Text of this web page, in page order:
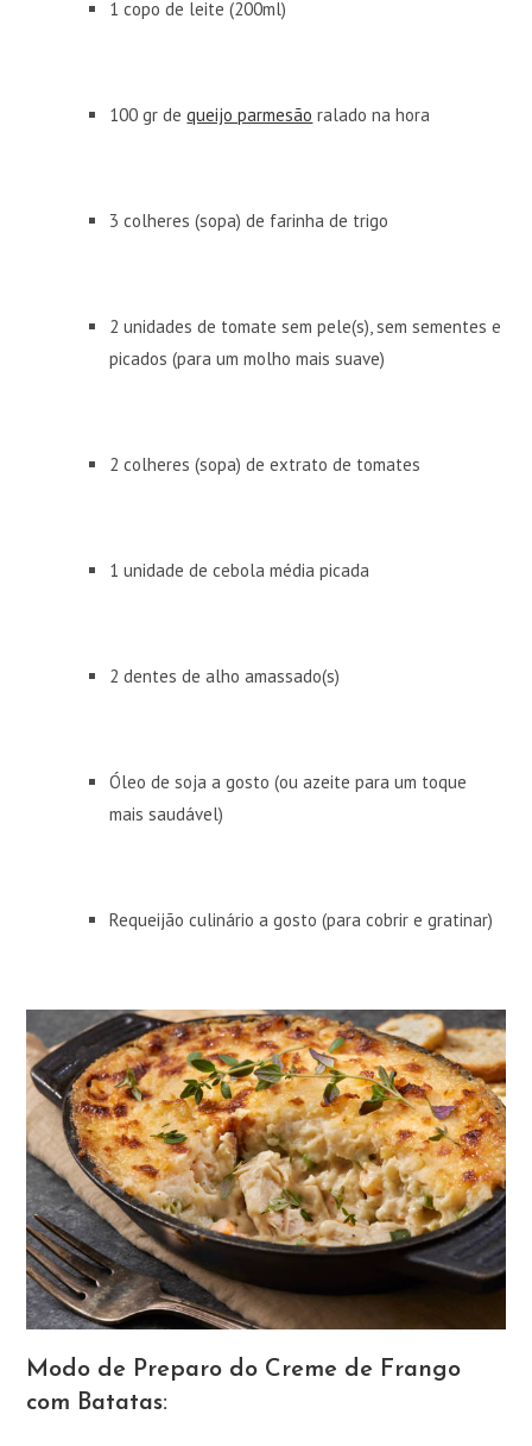
1 copo de leite (200ml)
100 gr dequeijo parmesão ralado na hora
3 colheres (sopa) de farinha de trigo
2 unidades de tomate sem pele(s), sem sementes e
picados (para um molho mais suave)
2 colheres (sopa) de extrato de tomates
1 unidade de cebola média picada
2 dentes de alho amassado(s)
Óleo de soja a gosto (ou azeite para um toque
mais saudável)
Requeijão culinário a gosto (para cobrir e gratinar)
Modo de Preparo do Creme de Frango
com Batatas: